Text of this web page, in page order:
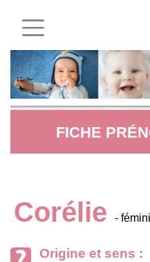
FICHE
Corélie -
Origine et sens :